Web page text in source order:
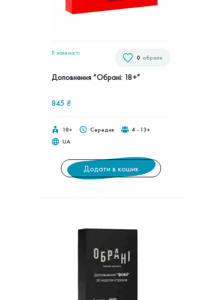
обрали
0
В наявностi
Доповнення “Обрані: 18+”
845 ₴
18+ Середня
4 - 13+
UA
Додати в кошик